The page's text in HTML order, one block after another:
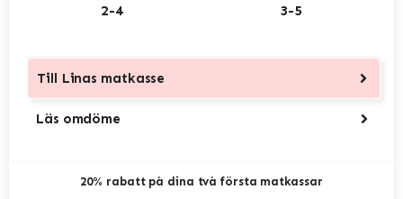
2-4 3-5
Till Linas matkasse
Läs omdöme
20% rabatt på dina två första matkassar